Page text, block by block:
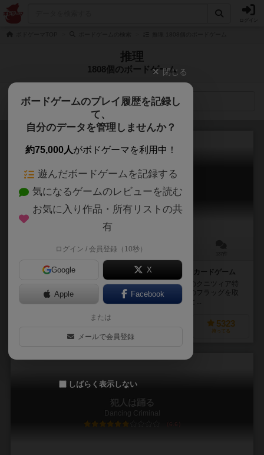
推理
1808個のボードゲーム
検索メニュー
バトルライン
Battle Line
30分前後
ポーカー×陣取りゲーム！？戦略力が試される２人専用カードゲーム
バトルラインは、９つのフラッグを奪い合う２人専用のクニツィア特
徴のジレンマが詰まったボードゲームです。先に５つのフラッグを取
るか、隣り合った３つのフラッグを獲得できれば勝ちと...
6149 5323
持ってる
犯人は踊る
Dancing Criminal
6.6
閉じる
ボードゲームのプレイ履歴を記録し
て、
自分のデータを管理しませんか？
約75,000人がボドゲーマを利用中！
遊んだボードゲームを記録する
気になるゲームのレビューを読む
お気に入り作品・所有リストの共
有
ログイン / 会員登録（10秒）
Google X
Apple Facebook
または
メールで会員登録
しばらく表示しない